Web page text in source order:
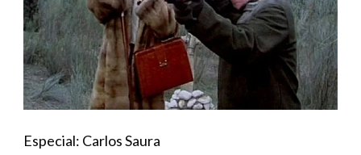
Especial: Carlos Saura